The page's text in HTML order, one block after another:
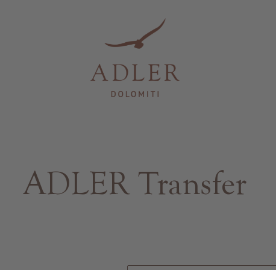
ADLER Transfer